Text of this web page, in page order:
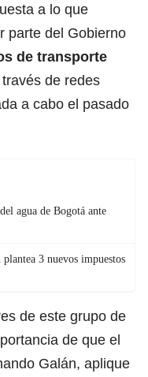
a lo que
parte del Gobierno
de transporte
de redes
a cabo el pasado
agua de Bogotá ante
3 nuevos impuestos
de este grupo de
de que el
Galán, aplique